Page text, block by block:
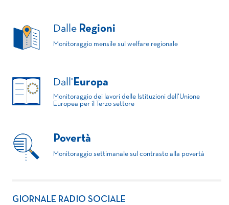
Dalle Regioni
Monitoraggio mensile sul welfare regionale
Dall' Europa
Monitoraggio dei lavori delle Istituzioni dell'Unione
Europea per il Terzo settore
Povertà
Monitoraggio settimanale sul contrasto alla povertà
GIORNALE RADIO SOCIALE